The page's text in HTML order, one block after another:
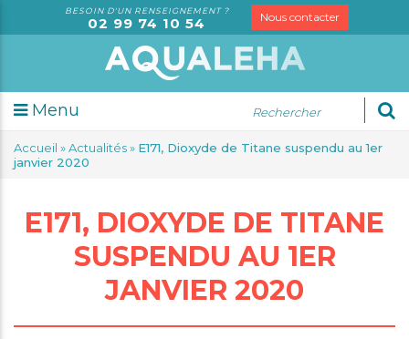
BESOIN D'UN RENSEIGNEMENT ?
02 99 74 10 54 Nous contacter
Menu
Accueil »Actualités» E171, Dioxyde de Titane suspendu au 1er
janvier 2020
E171, DIOXYDE DE TITANE
SUSPENDU AU 1ER
JANVIER 2020